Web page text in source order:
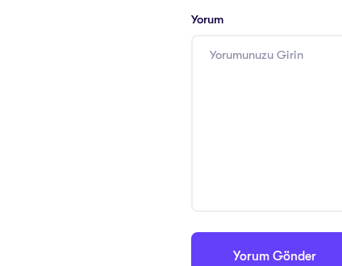
Yorum